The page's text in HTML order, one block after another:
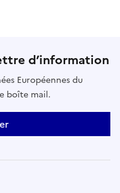
d’information
Européennes du
boîte mail.